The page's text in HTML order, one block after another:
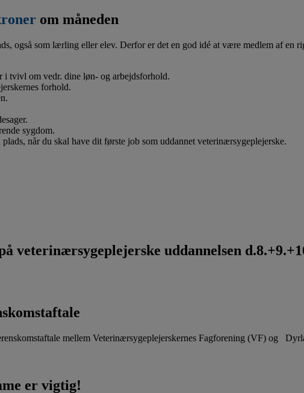
om måneden
også som lærling eller elev. Derfor er det en god idé at være medlem af en
tvivl om vedr. dine løn- og arbejdsforhold.
forhold.
sygdom.
når du skal have dit første job som uddannet veterinærsygeplejerske.
veterinærsygeplejerske uddannelsen
mellem Veterinærsygeplejerskernes Fagforening (VF) og
er vigtig!